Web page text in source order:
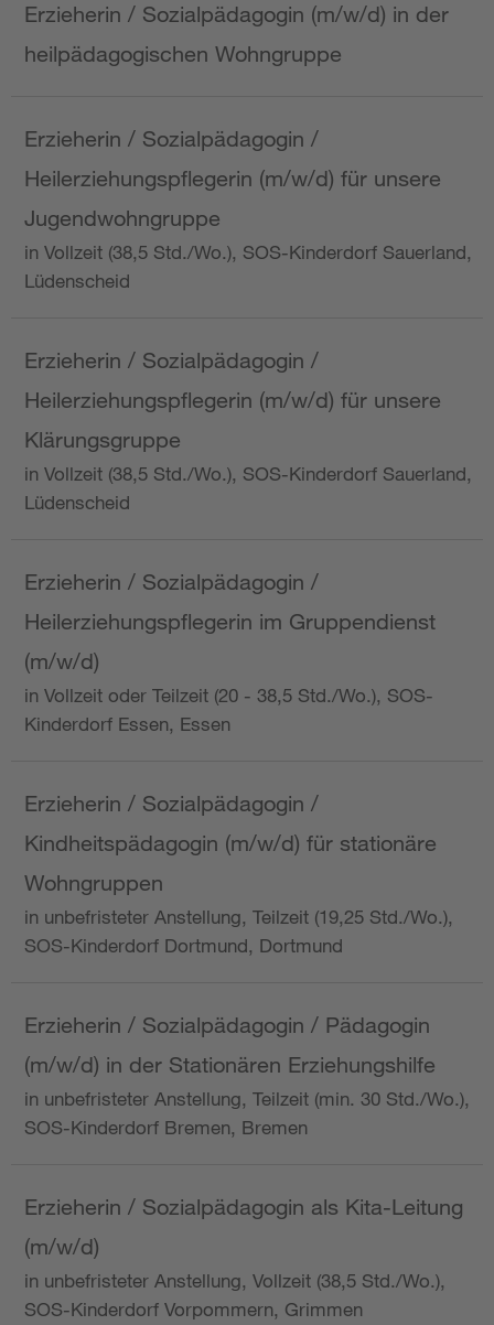
Erzieherin / Sozialpädagogin (m/w/d) in der
heilpädagogischen Wohngruppe
Erzieherin / Sozialpädagogin /
Heilerziehungspflegerin (m/w/d) für unsere
Jugendwohngruppe
in Vollzeit (38,5 Std./Wo.), SOS-Kinderdorf Sauerland,
Lüdenscheid
Erzieherin / Sozialpädagogin /
Heilerziehungspflegerin (m/w/d) für unsere
Klärungsgruppe
in Vollzeit (38,5 Std./Wo.), SOS-Kinderdorf Sauerland,
Lüdenscheid
Erzieherin / Sozialpädagogin /
Heilerziehungspflegerin im Gruppendienst
(m/w/d)
in Vollzeit oder Teilzeit (20 - 38,5 Std./Wo.), SOS-
Kinderdorf Essen, Essen
Erzieherin / Sozialpädagogin /
Kindheitspädagogin (m/w/d) für stationäre
Wohngruppen
in unbefristeter Anstellung, Teilzeit (19,25 Std./Wo.),
SOS-Kinderdorf Dortmund, Dortmund
Erzieherin / Sozialpädagogin / Pädagogin
(m/w/d) in der Stationären Erziehungshilfe
in unbefristeter Anstellung, Teilzeit (min. 30 Std./Wo.),
SOS-Kinderdorf Bremen, Bremen
Erzieherin / Sozialpädagogin als Kita-Leitung
(m/w/d)
in unbefristeter Anstellung, Vollzeit (38,5 Std./Wo.),
SOS-Kinderdorf Vorpommern, Grimmen